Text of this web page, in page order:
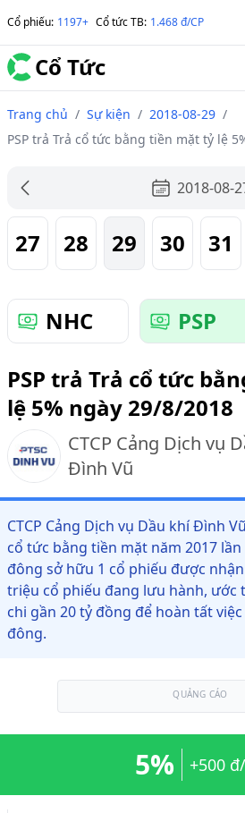
Cổ phiếu: 1197+ Cổ tức TB: 1.468 đ/CP
Cổ Tức
Trang chủ / Sự kiện / 2018-08-29 /
PSP trả Trả cổ tức bằng tiền mặt tỷ lệ
2018-08-
27 28 29 30 31
NHC PSP
PSP trả Trả cổ tức
lệ 5% ngày 29/8/2018
CTCP Cảng Dịch vụ
Đình Vũ
CTCP Cảng Dịch vụ Dầu khí Đình
cổ tức bằng tiền mặt năm 2017 lần
đông sở hữu 1 cổ phiếu được nhận
triệu cổ phiếu đang lưu hành, ước
chi gần 20 tỷ đồng để hoàn tất
đông.
QUẢNG CÁO
5% +500